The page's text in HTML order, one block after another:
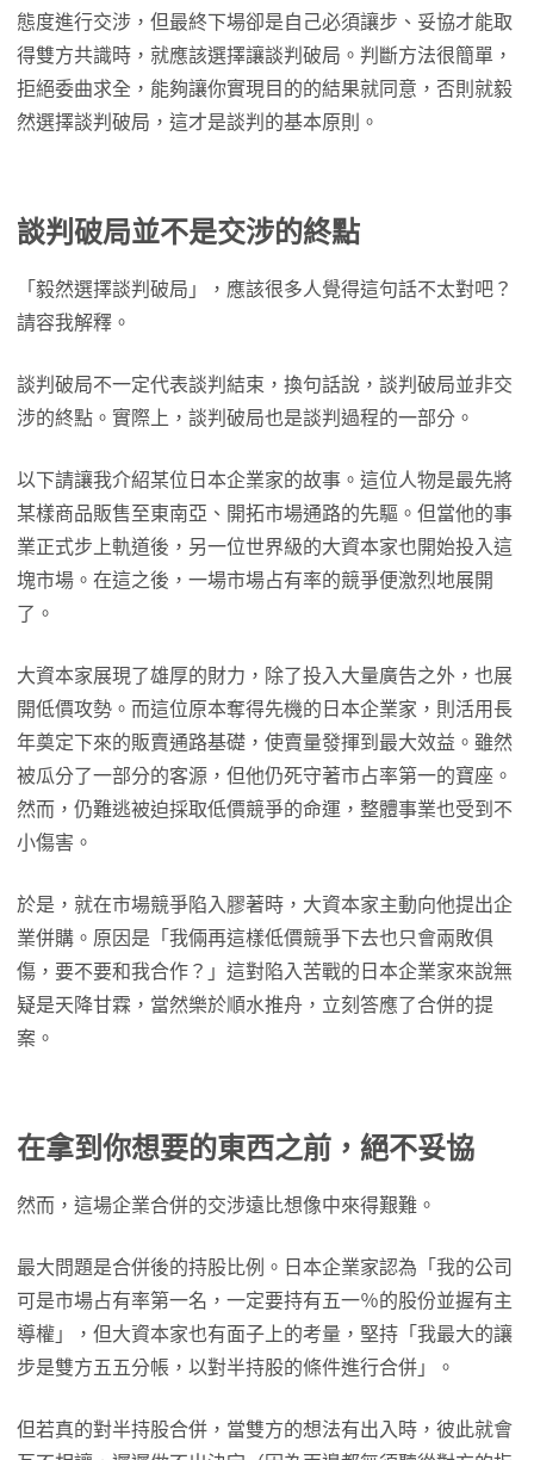
態度進行交涉，但最終下場卻是自己必須讓步、妥協才能取
得雙方共識時，就應該選擇讓談判破局。判斷方法很簡單，
拒絕委曲求全，能夠讓你實現目的的結果就同意，否則就毅
然選擇談判破局，這才是談判的基本原則。
談判破局並不是交涉的終點
「毅然選擇談判破局」，應該很多人覺得這句話不太對吧？
請容我解釋。
談判破局不一定代表談判結束，換句話說，談判破局並非交
涉的終點。實際上，談判破局也是談判過程的一部分。
以下請讓我介紹某位日本企業家的故事。這位人物是最先將
某樣商品販售至東南亞、開拓市場通路的先驅。但當他的事
業正式步上軌道後，另一位世界級的大資本家也開始投入這
塊市場。在這之後，一場市場占有率的競爭便激烈地展開
了。
大資本家展現了雄厚的財力，除了投入大量廣告之外，也展
開低價攻勢。而這位原本奪得先機的日本企業家，則活用長
年奠定下來的販賣通路基礎，使賣量發揮到最大效益。雖然
被瓜分了一部分的客源，但他仍死守著市占率第一的寶座。
然而，仍難逃被迫採取低價競爭的命運，整體事業也受到不
小傷害。
於是，就在市場競爭陷入膠著時，大資本家主動向他提出企
業併購。原因是「我倆再這樣低價競爭下去也只會兩敗俱
傷，要不要和我合作？」這對陷入苦戰的日本企業家來說無
疑是天降甘霖，當然樂於順水推舟，立刻答應了合併的提
案。
在拿到你想要的東西之前，絕不妥協
然而，這場企業合併的交涉遠比想像中來得艱難。
最大問題是合併後的持股比例。日本企業家認為「我的公司
可是市場占有率第一名，一定要持有五一％的股份並握有主
導權」，但大資本家也有面子上的考量，堅持「我最大的讓
步是雙方五五分帳，以對半持股的條件進行合併」。
但若真的對半持股合併，當雙方的想法有出入時，彼此就會